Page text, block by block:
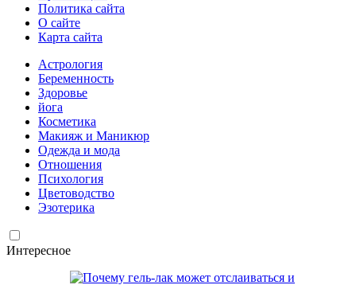
Политика сайта
О сайте
Карта сайта
Астрология
Беременность
Здоровье
йога
Косметика
Макияж и Маникюр
Одежда и мода
Отношения
Психология
Цветоводство
Эзотерика
Интересное